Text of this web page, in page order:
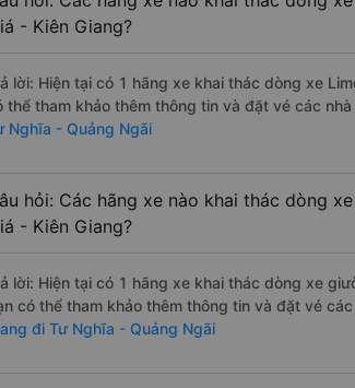
- Kiên Giang?
lời: Hiện tại có 1 hãng xe khai thác dòng xe
thể tham khảo thêm thông tin và đặt vé các
Nghĩa - Quảng Ngãi
hỏi: Các hãng xe nào khai thác dòng
- Kiên Giang?
lời: Hiện tại có 1 hãng xe khai thác dòng xe
có thể tham khảo thêm thông tin và đặt vé
đi Tư Nghĩa - Quảng Ngãi